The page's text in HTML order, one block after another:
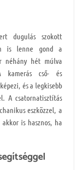
dugulás szokott
is lenne gond a
néhány hét múlva
kamerás cső- és
és a legkisebb
A csatornatisztítás
eszközzel, a
is hasznos, ha